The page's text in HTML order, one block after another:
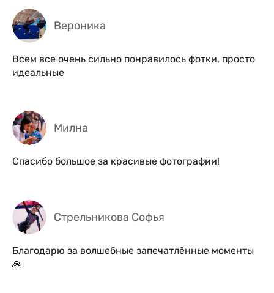
Вероника
Всем все очень сильно понравилось фотки, просто
идеальные
Милна
Спасибо большое за красивые фотографии!
Стрельникова Софья
Благодарю за волшебные запечатлённые моменты
🙏